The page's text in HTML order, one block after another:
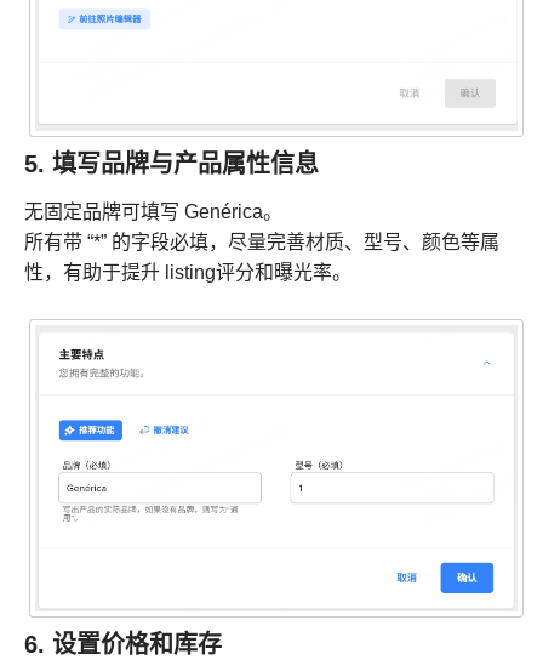
5. 填写品牌与产品属性信息
无固定品牌可填写 Genérica。
所有带 “*” 的字段必填，尽量完善材质、型号、颜色等属
性，有助于提升 listing评分和曝光率。
6. 设置价格和库存